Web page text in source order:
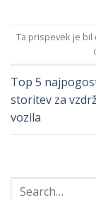
Ta prispevek je bil
Top 5
storitev za
vozila